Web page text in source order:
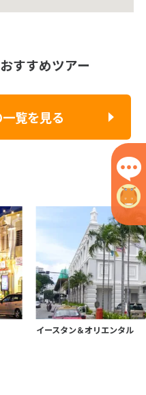
すすめツアー
覧を見る
イースタン＆オリエンタル